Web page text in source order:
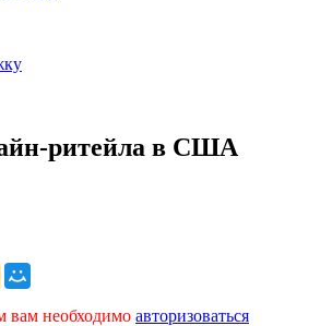
ритейла в США
вам необходимо авторизоваться